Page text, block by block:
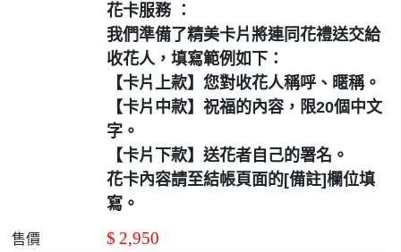
花卡服務 ：
我們準備了精美卡片將連同花禮送交給
收花人，填寫範例如下：
【卡片上款】您對收花人稱呼、暱稱。
【卡片中款】祝福的內容，限20個中文
字。
【卡片下款】送花者自己的署名。
花卡內容請至結帳頁面的[備註]欄位填
寫。
售價 $ 2,950